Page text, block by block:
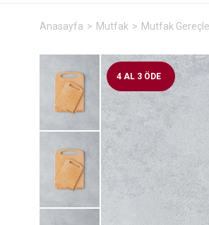
Anasayfa Mutfak Mutfak
4 AL 3 ÖDE